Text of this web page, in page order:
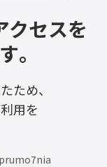
クセスを
。
ため、
用を